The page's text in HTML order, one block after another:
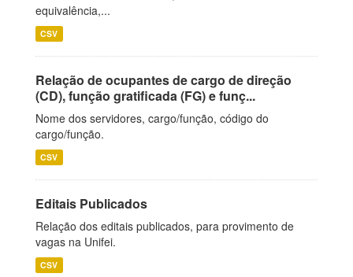
equivalência,...
CSV
Relação de ocupantes de cargo de direção
(CD), função gratificada (FG) e funç...
Nome dos servidores, cargo/função, código do
cargo/função.
CSV
Editais Publicados
Relação dos editais publicados, para provimento de
vagas na Unifei.
CSV